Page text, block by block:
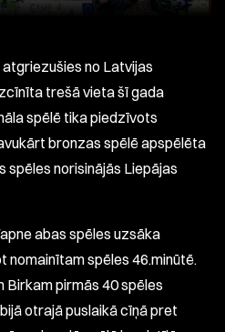
no Latvijas
trešā vieta šī gada
spēlē tika piedzīvots
bronzas spēlē apspēlēta
spēles norisinājās Liepājas
abas spēles uzsāka
spēles 46.minūtē.
Birkam pirmās 40 spēles
otrajā puslaikā cīņā pret